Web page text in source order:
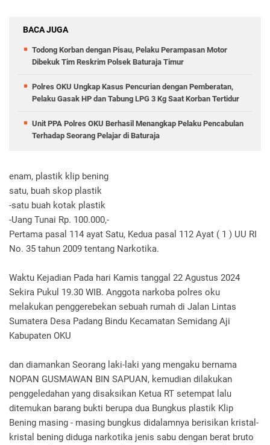
BACA JUGA
Todong Korban dengan Pisau, Pelaku Perampasan Motor
Dibekuk Tim Reskrim Polsek Baturaja Timur
Polres OKU Ungkap Kasus Pencurian dengan Pemberatan,
Pelaku Gasak HP dan Tabung LPG 3 Kg Saat Korban Tertidur
Unit PPA Polres OKU Berhasil Menangkap Pelaku Pencabulan
Terhadap Seorang Pelajar di Baturaja
enam, plastik klip bening
satu, buah skop plastik
-satu buah kotak plastik
-Uang Tunai Rp. 100.000,-
Pertama pasal 114 ayat Satu, Kedua pasal 112 Ayat ( 1 ) UU RI
No. 35 tahun 2009 tentang Narkotika.
Waktu Kejadian Pada hari Kamis tanggal 22 Agustus 2024
Sekira Pukul 19.30 WIB. Anggota narkoba polres oku
melakukan penggerebekan sebuah rumah di Jalan Lintas
Sumatera Desa Padang Bindu Kecamatan Semidang Aji
Kabupaten OKU
dan diamankan Seorang laki-laki yang mengaku bernama
NOPAN GUSMAWAN BIN SAPUAN, kemudian dilakukan
penggeledahan yang disaksikan Ketua RT setempat lalu
ditemukan barang bukti berupa dua Bungkus plastik Klip
Bening masing - masing bungkus didalamnya berisikan kristal-
kristal bening diduga narkotika jenis sabu dengan berat bruto